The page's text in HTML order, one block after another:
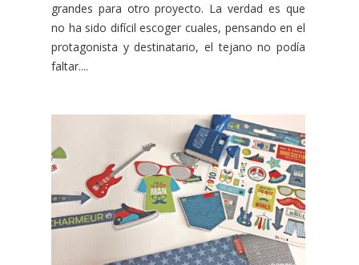
grandes para otro proyecto. La verdad es que
no ha sido difícil escoger cuales, pensando en el
protagonista y destinatario, el tejano no podía
faltar....